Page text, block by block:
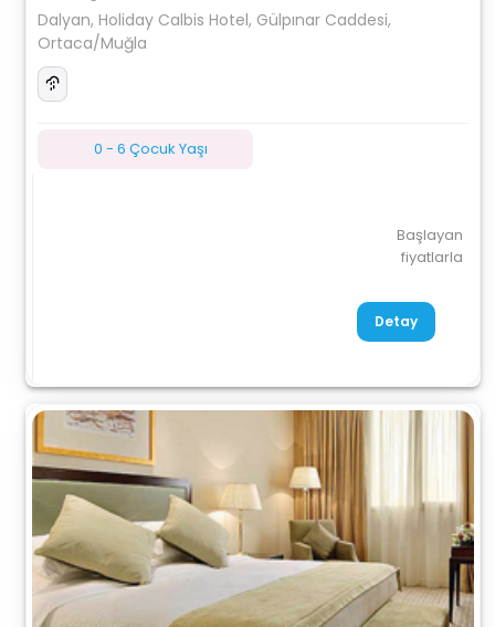
Dalyan, Holiday Calbis Hotel, Gülpınar Caddesi,
Ortaca/Muğla
0 - 6 Çocuk Yaşı
Başlayan
fiyatlarla
Detay